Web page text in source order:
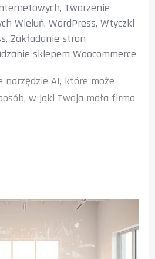
, Tworzenie
Wieluń,WordPress,Wtyczki
, Zakładanie stron
sklepem Woocommerce
narzędzie AI, które może
w jaki Twoja mała firma